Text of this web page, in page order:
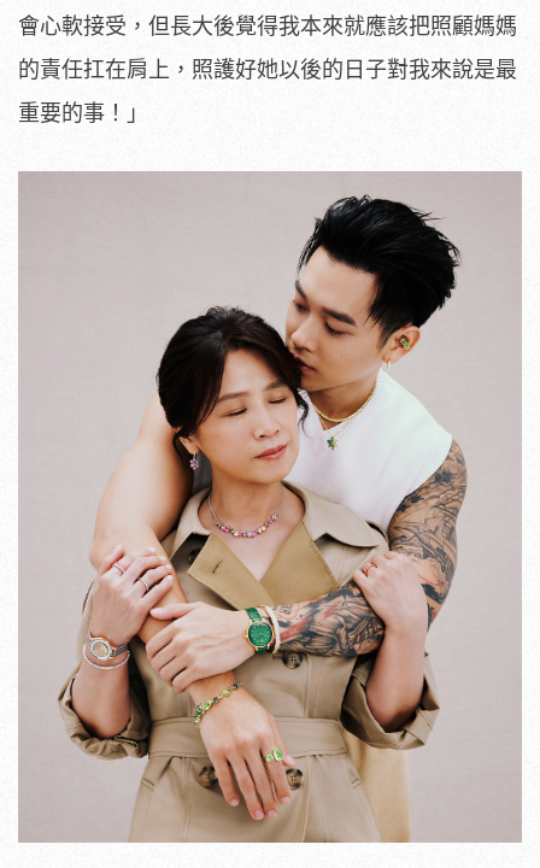
會心軟接受，但長大後覺得我本來就應該把照顧媽媽
的責任扛在肩上，照護好她以後的日子對我來說是最
重要的事！」